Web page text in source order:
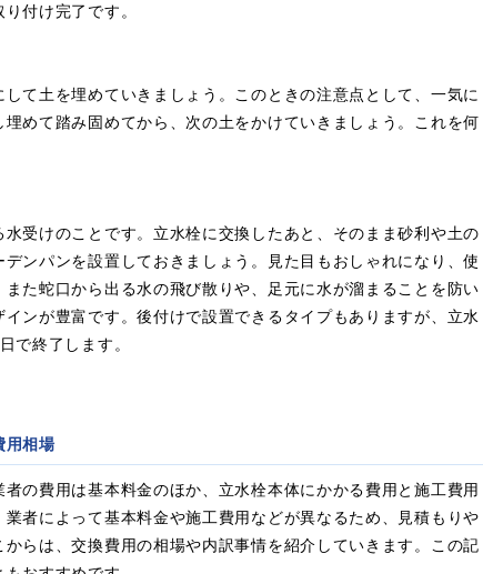
付け完了です。
て土を埋めていきましょう。このときの注意点として、一気に
めて踏み固めてから、次の土をかけていきましょう。これを何
受けのことです。立水栓に交換したあと、そのまま砂利や土の
ンパンを設置しておきましょう。見た目もおしゃれになり、使
た蛇口から出る水の飛び散りや、足元に水が溜まることを防い
ンが豊富です。後付けで設置できるタイプもありますが、立水
で終了します。
用相場
の費用は基本料金のほか、立水栓本体にかかる費用と施工費用
者によって基本料金や施工費用などが異なるため、見積もりや
らは、交換費用の相場や内訳事情を紹介していきます。この記